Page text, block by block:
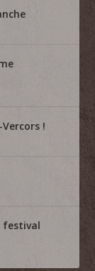
!
festival